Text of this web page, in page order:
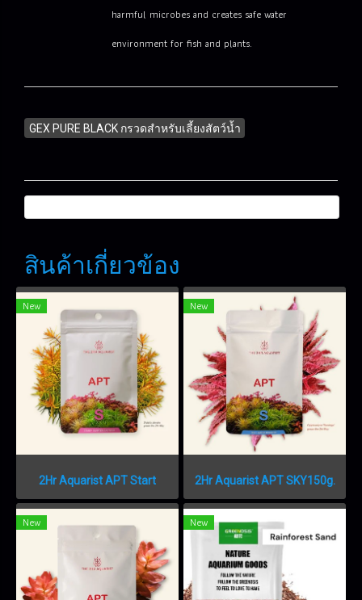
harmful microbes and creates safe water
environment for fish and plants.
GEX PURE BLACK กรวดสำหรับเลี้ยงสัตว์น้ำ
สินค้าเกี่ยวข้อง
New
2Hr Aquarist APT Start
New
2Hr Aquarist APT SKY150g.
New New